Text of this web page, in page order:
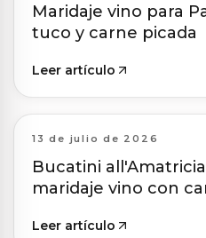
Maridaje vino para
tuco y carne picada
Leer artículo
13 de julio de 2026
Bucatini
maridaje vino con
Leer artículo